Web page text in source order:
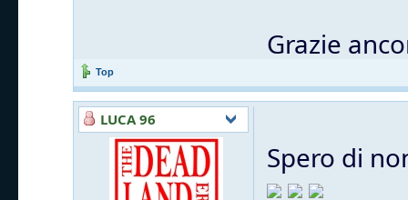
Grazie
Top
LUCA 96
Spero di